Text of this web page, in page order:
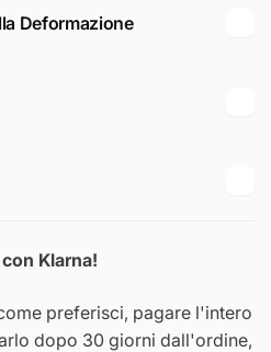
Deformazione
Klarna!
preferisci, pagare l'intero
dopo 30 giorni dall'ordine,